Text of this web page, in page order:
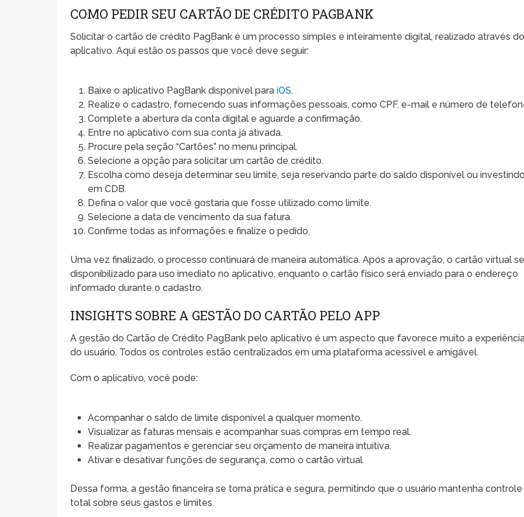
COMO PEDIR SEU CARTÃO DE CRÉDITO PAGBANK
Solicitar o cartão de crédito PagBank é um processo simples e inteiramente digital, realizado através
aplicativo. Aqui estão os passos que você deve seguir:
Baixe o aplicativo PagBank disponível paraiOS.
Realize o cadastro, fornecendo suas informações pessoais, como CPF, e-mail e número de
Complete a abertura da conta digital e aguarde a confirmação.
Entre no aplicativo com sua conta já ativada.
Procure pela seção “Cartões” no menu principal.
Selecione a opção para solicitar um cartão de crédito.
Escolha como deseja determinar seu limite, seja reservando parte do saldo disponível ou
em CDB.
Defina o valor que você gostaria que fosse utilizado como limite.
Selecione a data de vencimento da sua fatura.
Confirme todas as informações e finalize o pedido.
Uma vez finalizado, o processo continuará de maneira automática. Após a aprovação, o cartão virtual
disponibilizado para uso imediato no aplicativo, enquanto o cartão físico será enviado para o endereço
informado durante o cadastro.
INSIGHTS SOBRE A GESTÃO DO CARTÃO PELO APP
A gestão do Cartão de Crédito PagBank pelo aplicativo é um aspecto que favorece muito a
do usuário. Todos os controles estão centralizados em uma plataforma acessível e amigável.
Com o aplicativo, você pode:
Acompanhar o saldo de limite disponível a qualquer momento.
Visualizar as faturas mensais e acompanhar suas compras em tempo real.
Realizar pagamentos e gerenciar seu orçamento de maneira intuitiva.
Ativar e desativar funções de segurança, como o cartão virtual.
Dessa forma, a gestão financeira se torna prática e segura, permitindo que o usuário mantenha controle
total sobre seus gastos e limites.